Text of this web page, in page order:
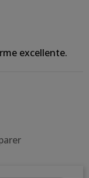
excellente.